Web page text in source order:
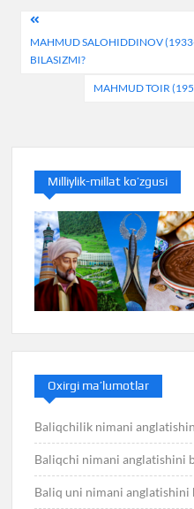
Post
menyusi
MAHMUD SALOHIDDINOV
BILASIZMI?
MAHMUD TOIR
Milliylik-millat ko’zgusi
Oxirgi ma’lumotlar
Baliqchilik nimani
Baliqchi nimani anglatishini
Baliq uni nimani anglatishini